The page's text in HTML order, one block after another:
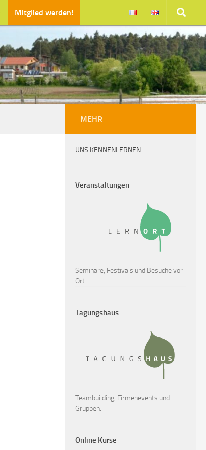
Mitglied werden!
MEHR
UNS KENNENLERNEN
Veranstaltungen
Seminare, Festivals und Besuche vor
Ort.
Tagungshaus
Teambuilding, Firmenevents und
Gruppen.
Online Kurse